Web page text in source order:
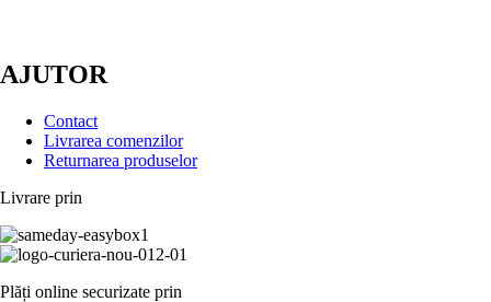
AJUTOR
Contact
Livrarea comenzilor
Returnarea produselor
Livrare prin
Plăți online securizate prin